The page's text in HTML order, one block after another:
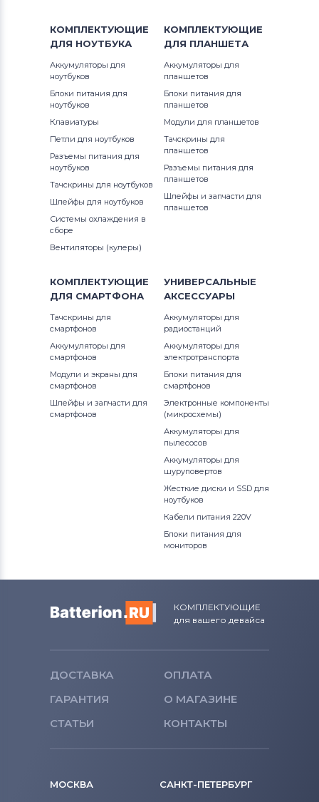
Аккумуляторы для ноутбуков
Аккумуляторы для ноутбуков
Аккумуляторы для ноутбуков
Аккумуляторы для ноутбуков IBM
Аккумуляторы для ноутбуков
Все бренды
Аккумуляторы для ноутбуков
Samsung
Аккумуляторы для ноутбуков
Fujitsu
Аккумуляторы для ноутбуков
Machenike
Аккумуляторы для ноутбуковClevo
Аккумуляторы для ноутбуковSony
Аккумуляторы для ноутбуков
Аккумуляторы для ноутбуков
Аккумуляторы для ноутбуков
Аккумуляторы для ноутбуков
Аккумуляторы для ноутбуков
Аккумуляторы для ноутбуковAcer
Аккумуляторы для ноутбуков
IdeaPad U Series
IdeaPad Yoga Series
IdeaTab
Legion 5 Series
Legion Series
MIIX Series
S Series
ThinkPad A Series
ThinkPad Edge Series
КОМПЛЕКТУЮЩИЕ
ДЛЯ НОУТБУКА
Аккумуляторы для
ноутбуков
Блоки питания для
ноутбуков
Клавиатуры
Петли для ноутбуков
Разъемы питания для
ноутбуков
Тачскрины для ноутбуков
Шлейфы для ноутбуков
Системы охлаждения в
сборе
Вентиляторы (кулеры)
КОМПЛЕКТУЮЩИЕ
ДЛЯ ПЛАНШЕТА
Аккумуляторы для
планшетов
Блоки питания для
планшетов
Модули для планшетов
Тачскрины для
планшетов
Разъемы питания для
планшетов
Шлейфы и запчасти для
планшетов
КОМПЛЕКТУЮЩИЕ
ДЛЯ СМАРТФОНА
Тачскрины для
смартфонов
Аккумуляторы для
смартфонов
Модули и экраны для
смартфонов
Шлейфы и запчасти для
смартфонов
УНИВЕРСАЛЬНЫЕ
АКСЕССУАРЫ
Аккумуляторы для
радиостанций
Аккумуляторы для
электротранспорта
Блоки питания для
смартфонов
Электронные компоненты
(микросхемы)
Аккумуляторы для
пылесосов
Аккумуляторы для
шуруповертов
Жесткие диски и SSD для
ноутбуков
Кабели питания 220V
Блоки питания для
мониторов
КОМПЛЕКТУЮЩИЕ
для вашего девайса
ДОСТАВКА
ОПЛАТА
ГАРАНТИЯ
О МАГАЗИНЕ
СТАТЬИ
КОНТАКТЫ
МОСКВА САНКТ-ПЕТЕРБУРГ